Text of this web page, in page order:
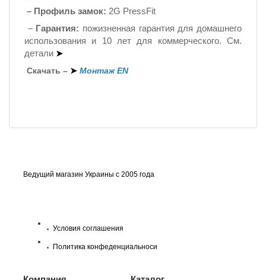
– Профиль замок: 2G PressFit
– Гарантия: пожизненная гарантия для домашнего
использования и 10 лет для коммерческого. См.
детали ➤
Скачать – ➤ Монтаж EN
Ведущий магазин Украины с 2005 года
Условия соглашения
Политика конфеденциальноси